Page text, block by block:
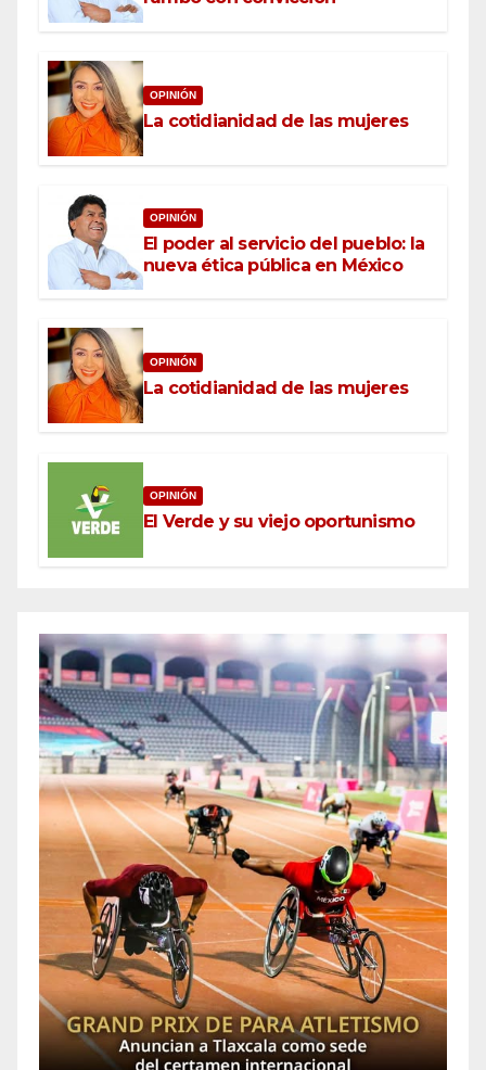
OPINIÓN
La cotidianidad de las mujeres
OPINIÓN
El poder al servicio del pueblo: la
nueva ética pública en México
OPINIÓN
La cotidianidad de las mujeres
OPINIÓN
El Verde y su viejo oportunismo